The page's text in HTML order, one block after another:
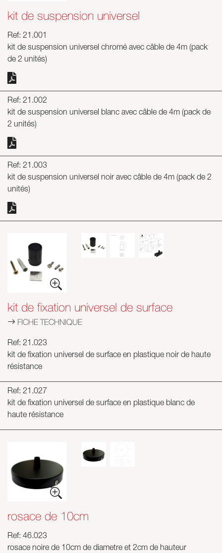
kit de suspension universel
Ref: 21.001
kit de suspension universel chromé avec câble de 4m (pack
de 2 unités)
Ref: 21.002
kit de suspension universel blanc avec câble de 4m (pack de
2 unités)
Ref: 21.003
kit de suspension universel noir avec câble de 4m (pack de 2
unités)
kit de fixation universel de surface
FICHE TECHNIQUE
Ref: 21.023
kit de fixation universel de surface en plastique noir de haute
résistance
Ref: 21.027
kit de fixation universel de surface en plastique blanc de
haute résistance
rosace de 10cm
Ref: 46.023
rosace noire de 10cm de diametre et 2cm de hauteur